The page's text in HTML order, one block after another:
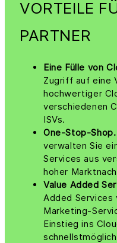
VORTEILE
PARTNER
Eine Fülle von
Zugriff auf eine
hochwertiger
verschiedenen
ISVs.
One-Stop-Shop.
verwalten Sie
Services aus
hoher
Value Added
Added Services
Marketing-
Einstieg ins